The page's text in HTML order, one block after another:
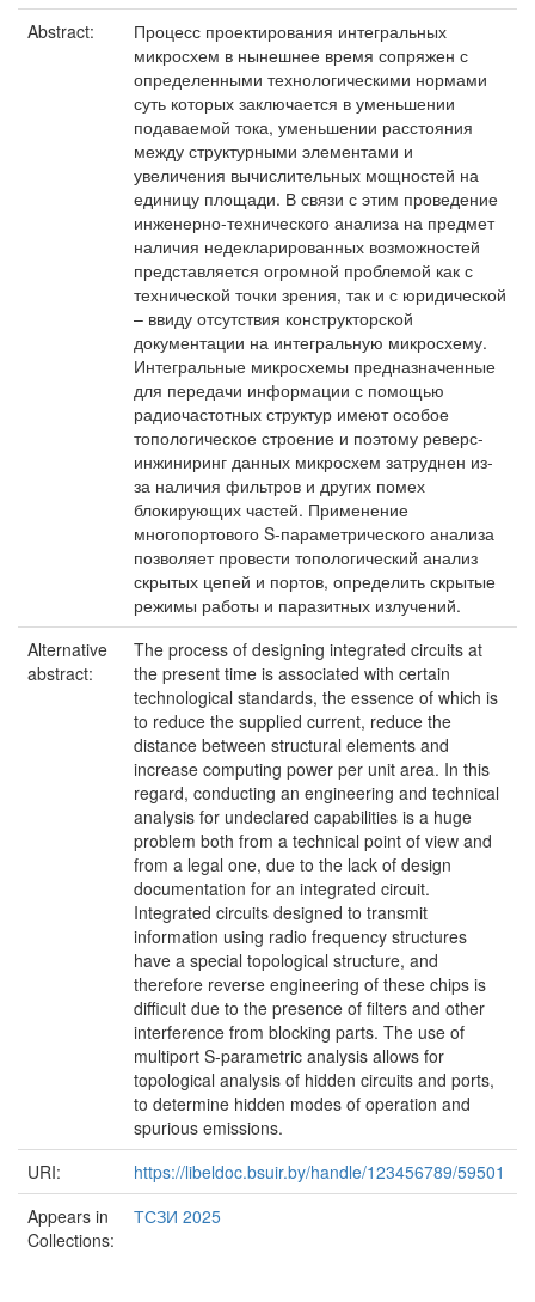
Abstract:
Процесс проектирования интегральных
микросхем в нынешнее время сопряжен с
определенными технологическими нормами
суть которых заключается в уменьшении
подаваемой тока, уменьшении расстояния
между структурными элементами и
увеличения вычислительных мощностей на
единицу площади. В связи с этим проведение
инженерно-технического анализа на предмет
наличия недекларированных возможностей
представляется огромной проблемой как с
технической точки зрения, так и с юридической
– ввиду отсутствия конструкторской
документации на интегральную микросхему.
Интегральные микросхемы предназначенные
для передачи информации с помощью
радиочастотных структур имеют особое
топологическое строение и поэтому реверс-
инжиниринг данных микросхем затруднен из-
за наличия фильтров и других помех
блокирующих частей. Применение
многопортового S-параметрического анализа
позволяет провести топологический анализ
скрытых цепей и портов, определить скрытые
режимы работы и паразитных излучений.
Alternative
abstract:
The process of designing integrated circuits at
the present time is associated with certain
technological standards, the essence of which is
to reduce the supplied current, reduce the
distance between structural elements and
increase computing power per unit area. In this
regard, conducting an engineering and technical
analysis for undeclared capabilities is a huge
problem both from a technical point of view and
from a legal one, due to the lack of design
documentation for an integrated circuit.
Integrated circuits designed to transmit
information using radio frequency structures
have a special topological structure, and
therefore reverse engineering of these chips is
difficult due to the presence of filters and other
interference from blocking parts. The use of
multiport S-parametric analysis allows for
topological analysis of hidden circuits and ports,
to determine hidden modes of operation and
spurious emissions.
URI:
https://libeldoc.bsuir.by/handle/123456789/59501
Appears in
Collections:
ТСЗИ 2025